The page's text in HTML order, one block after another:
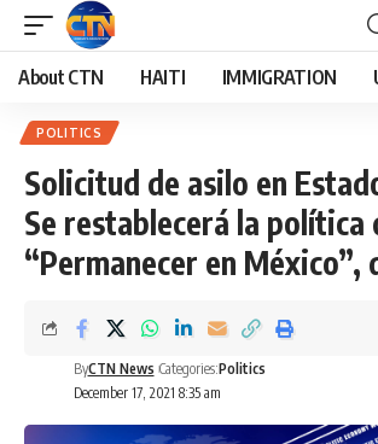
About CTN HAITI IMMIGRATION
POLITICS
Solicitud de asilo en
Se restablecerá la política
“Permanecer en México”,
December 17, 2021 8:35 am
ByCTN News Categories:Politics